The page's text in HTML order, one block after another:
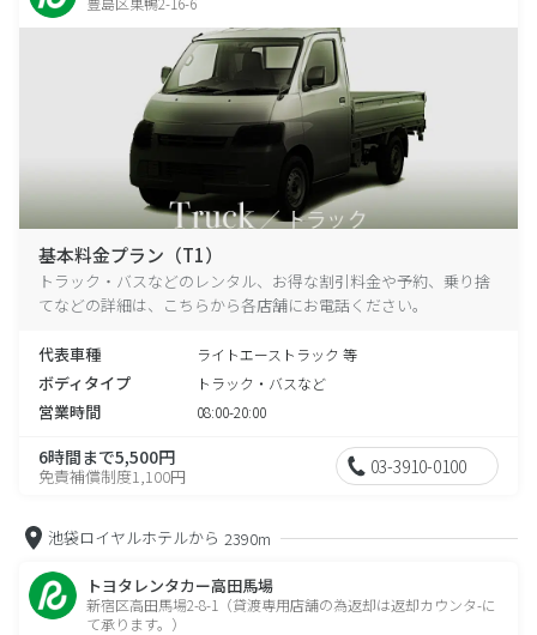
基本料金プラン（T1）
トラック・バスなどのレンタル、お得な割引料金や予約、乗り捨
てなどの詳細は、こちらから各店舗にお電話ください。
代表車種 ライトエーストラック 等
ボディタイプ トラック・バスなど
営業時間 08:00-20:00
6時間まで5,500円
免責補償制度1,100円 03-3910-0100
池袋ロイヤルホテルから 2390m
トヨタレンタカー高田馬場
新宿区高田馬場2-8-1（貸渡専用店舗の為返却は返却カウンタ-に
て承ります。）